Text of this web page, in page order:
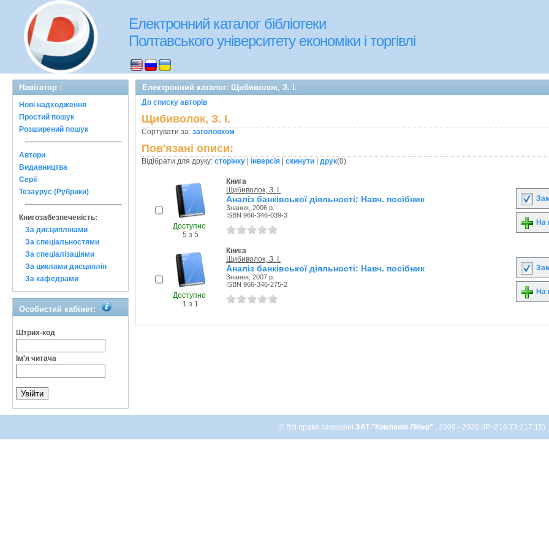
Електронний каталог бібліотеки
Полтавського університету економіки і торгівлі
Навігатор :
Нові надходження
Простий пошук
Розширений пошук
Автори
Видавництва
Серії
Тезаурус (Рубрики)
Книгозабезпеченість:
За дисциплінами
За спеціальностями
За спеціалізаціями
За циклами дисциплін
За кафедрами
Особистий кабінет:
Штрих-код
Ім'я читача
Електронний каталог: Щибиволок, З. I.
До списку авторів
Щибиволок, З. I.
Сортувати за: заголовком
Пов'язані описи:
Відібрати для друку: сторінку інверсія скинути друк(0)
Доступно
5 з 5
Книга
Щибиволок, З. I.
Аналіз банківської діяльності: Навч. посібник
Знання, 2006 р.
ISBN 966-346-039-3
На
Доступно
1 з 1
Книга
Щибиволок, З. I.
Аналіз банківської діяльності: Навч. посібник
Знання, 2007 р.
ISBN 966-346-275-2
На
© Всі права захищені ЗАТ "Компанія Лібер" , 2009 - 2026 (IP=216.73.217.15)